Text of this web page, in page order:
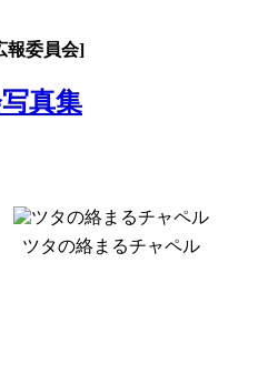
報委員会]
真集
ツタの絡まるチャペル